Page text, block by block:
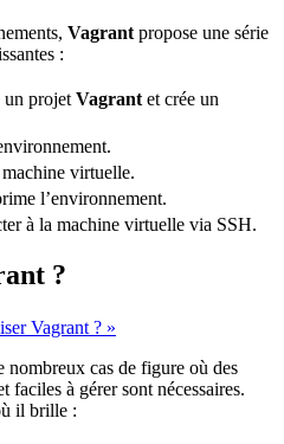
Vagrant propose une série
:
un projet Vagrant et crée un
machine virtuelle.
l’environnement.
à la machine virtuelle via SSH.
?
Vagrant ? »
nombreux cas de figure où des
faciles à gérer sont nécessaires.
il brille :